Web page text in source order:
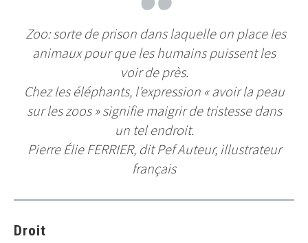
Zoo: sorte de prison dans laquelle on place les
animaux pour que les humains puissent les
voir de près.
Chez les éléphants, l’expression « avoir la peau
sur les zoos » signifie maigrir de tristesse dans
un tel endroit.
Pierre Élie FERRIER, dit Pef Auteur, illustrateur
français
Droit